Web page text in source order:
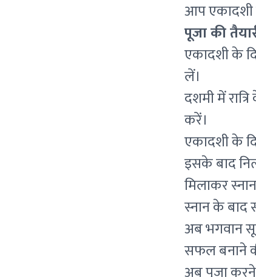
आप एकादशी
पूजा की
एकादशी के
लें।
दशमी में
करें।
एकादशी के
इसके बाद
मिलाकर
स्नान के बाद
अब भगवान
सफल बनाने